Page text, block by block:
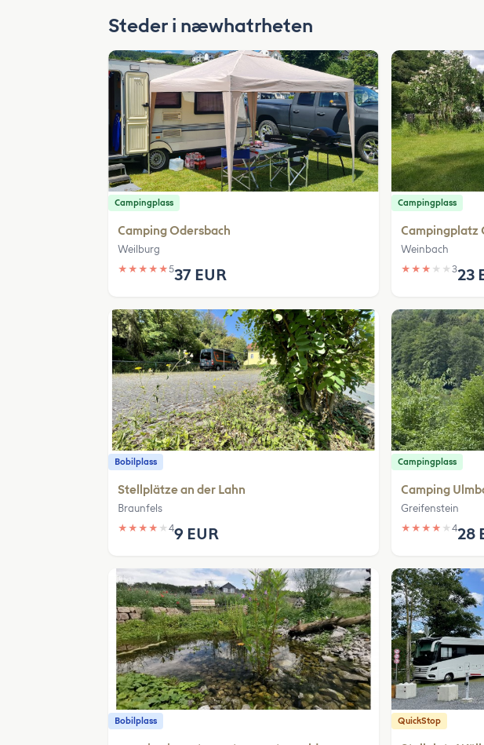
Steder i næwhatrheten
Campingplass
Camping Odersbach
Weilburg
★ ★ ★ ★ ★537 EUR
Campingplass
Campingplatz
Weinbach
★ ★ ★ ★ ★323
Bobilplass
Stellplätze an der Lahn
Braunfels
★ ★ ★ ★ ★ 49 EUR
Campingplass
Camping
Greifenstein
★ ★ ★ ★ ★428
Bobilplass QuickStop